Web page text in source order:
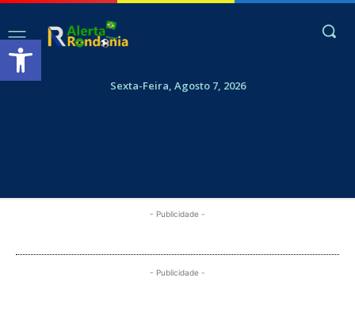
Abrir a barra de ferramentas
Sexta-Feira, Agosto 7, 2026
- Publicidade -
- Publicidade -